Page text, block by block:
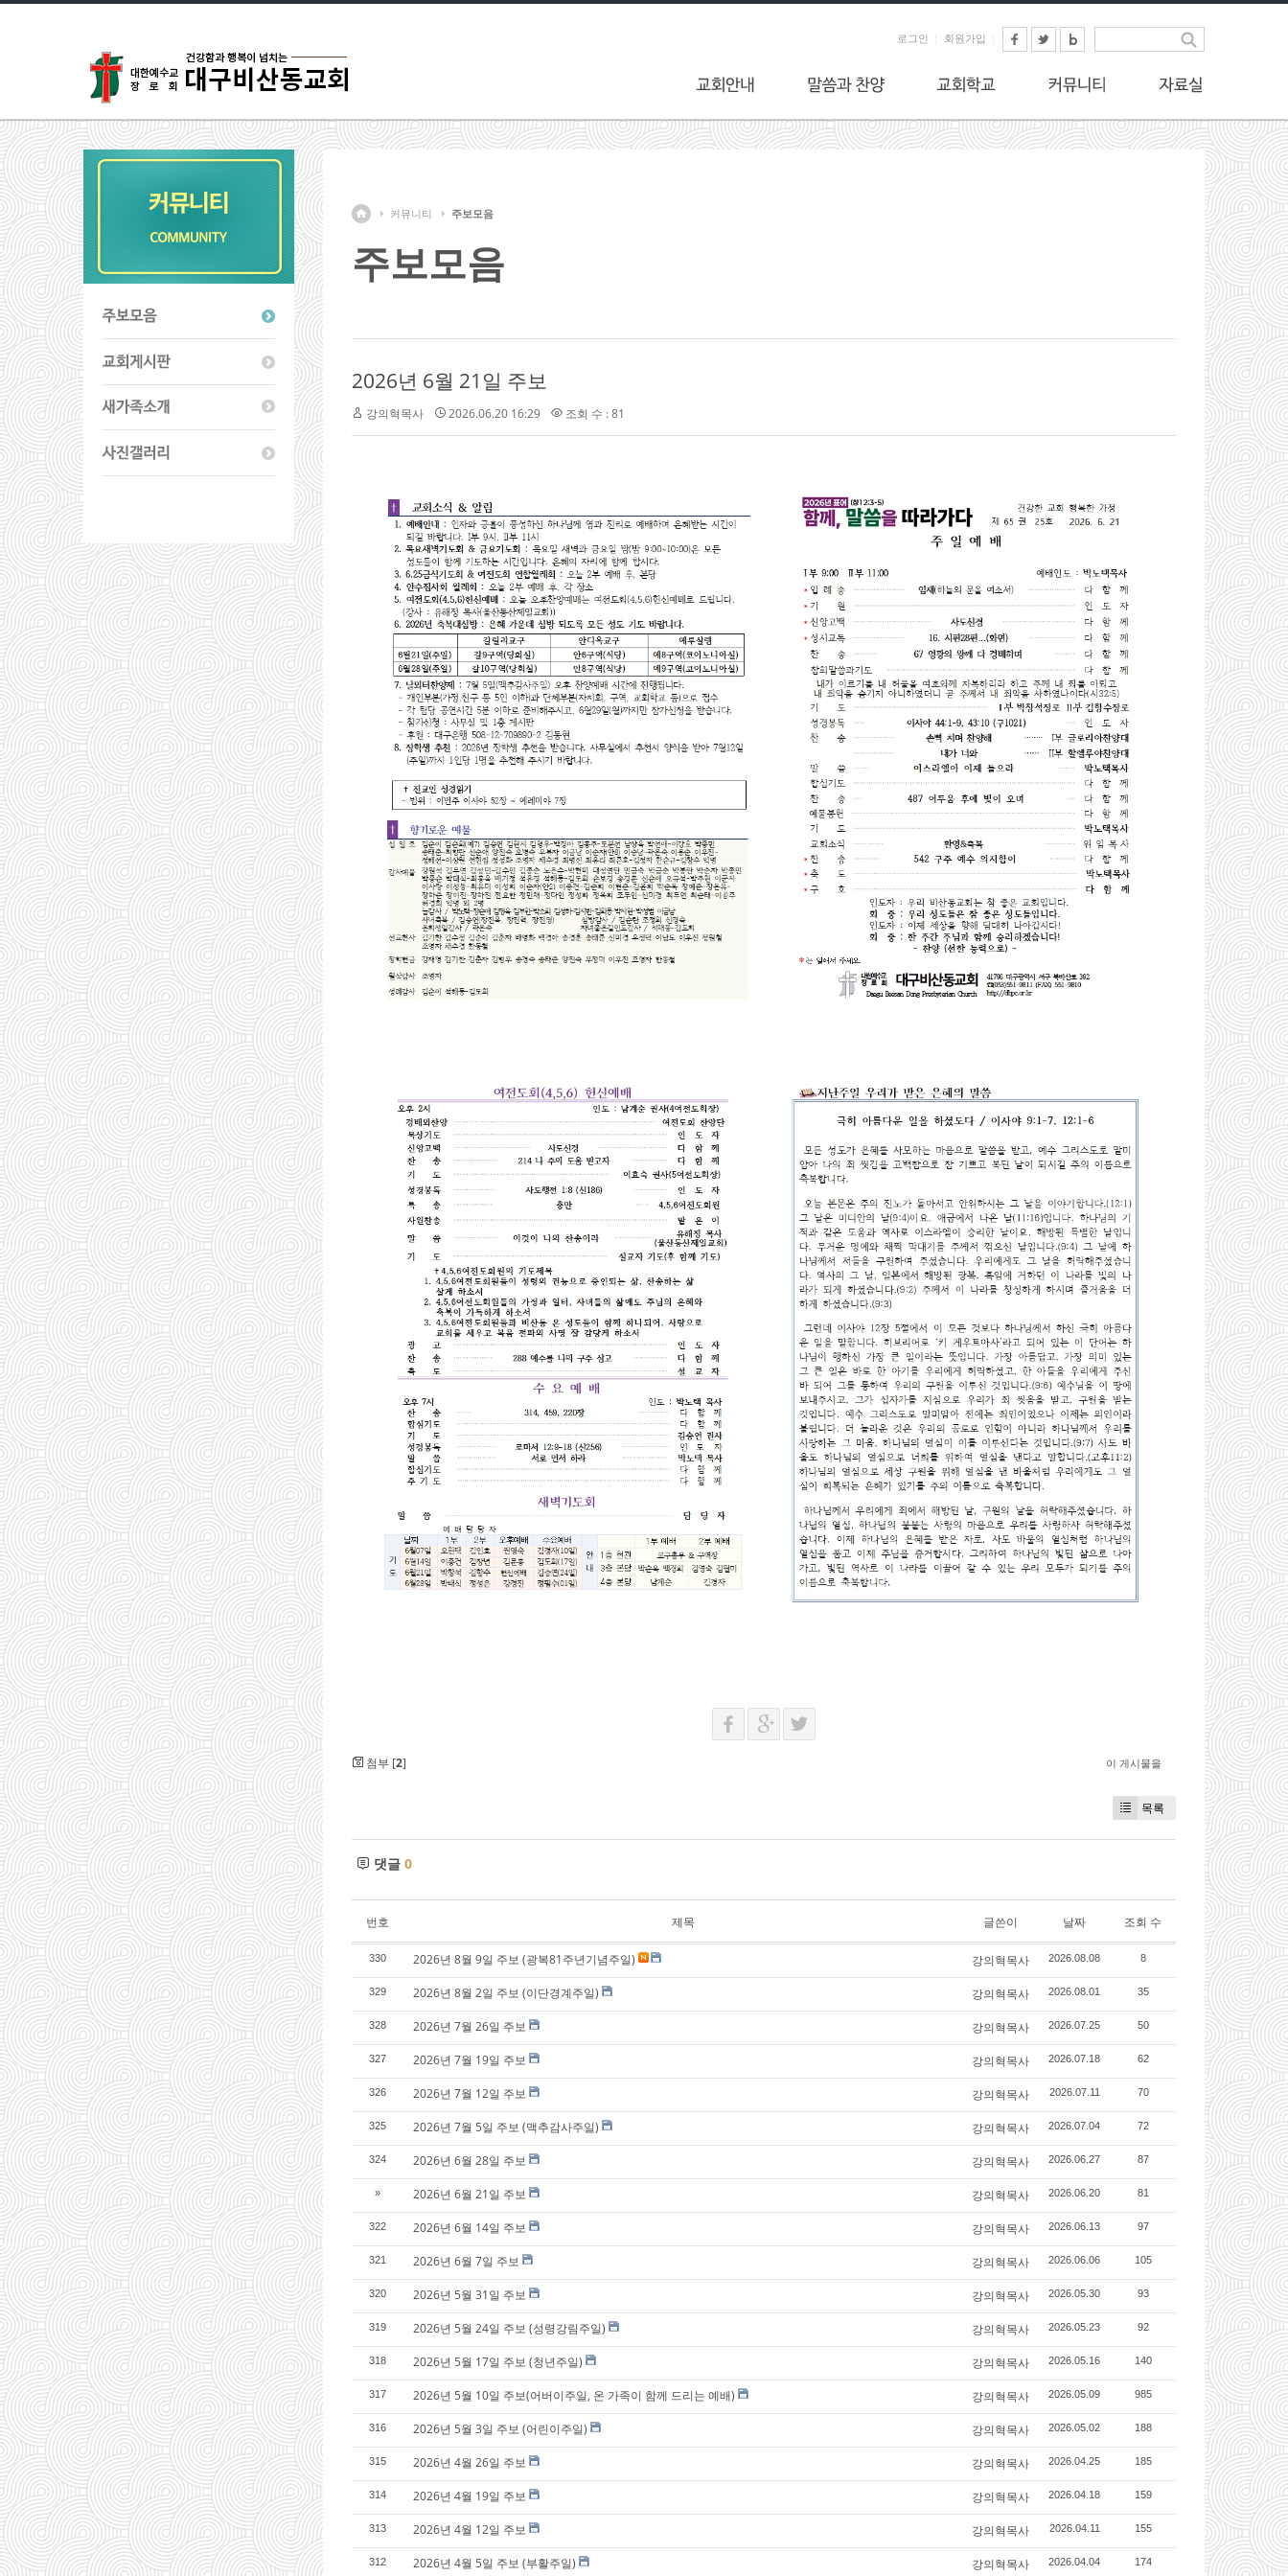
로그인 회원가입
커뮤니티 주보모음
주보모음
2026년 6월 21일 주보
강의혁목사 2026.06.20 16:29 조회 수 : 81
첨부 [2] 이 게시물을
목록
댓글 0
번호 제목 글쓴이 날짜 조회 수
330 2026년 8월 9일 주보 (광복81주년기념주일) 강의혁목사 2026.08.08 8
329 2026년 8월 2일 주보 (이단경계주일) 강의혁목사 2026.08.01 35
328 2026년 7월 26일 주보 강의혁목사 2026.07.25 50
327 2026년 7월 19일 주보 강의혁목사 2026.07.18 62
326 2026년 7월 12일 주보 강의혁목사 2026.07.11 70
325 2026년 7월 5일 주보 (맥추감사주일) 강의혁목사 2026.07.04 72
324 2026년 6월 28일 주보 강의혁목사 2026.06.27 87
» 2026년 6월 21일 주보 강의혁목사 2026.06.20 81
322 2026년 6월 14일 주보 강의혁목사 2026.06.13 97
321 2026년 6월 7일 주보 강의혁목사 2026.06.06 105
320 2026년 5월 31일 주보 강의혁목사 2026.05.30 93
319 2026년 5월 24일 주보 (성령강림주일) 강의혁목사 2026.05.23 92
318 2026년 5월 17일 주보 (청년주일) 강의혁목사 2026.05.16 140
317 2026년 5월 10일 주보(어버이주일, 온 가족이 함께 드리는 예배) 강의혁목사 2026.05.09 985
316 2026년 5월 3일 주보 (어린이주일) 강의혁목사 2026.05.02 188
315 2026년 4월 26일 주보 강의혁목사 2026.04.25 185
314 2026년 4월 19일 주보 강의혁목사 2026.04.18 159
313 2026년 4월 12일 주보 강의혁목사 2026.04.11 155
312 2026년 4월 5일 주보 (부활주일) 강의혁목사 2026.04.04 174